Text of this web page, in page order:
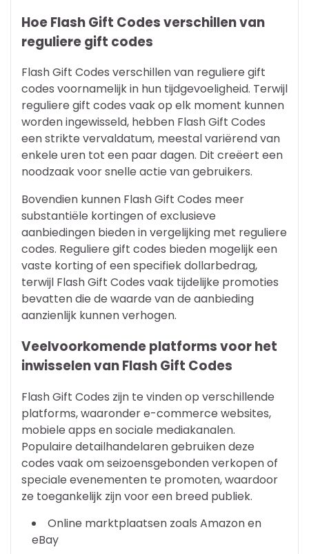
Hoe Flash Gift Codes verschillen van
reguliere gift codes
Flash Gift Codes verschillen van reguliere gift
codes voornamelijk in hun tijdgevoeligheid. Terwijl
reguliere gift codes vaak op elk moment kunnen
worden ingewisseld, hebben Flash Gift Codes
een strikte vervaldatum, meestal variërend van
enkele uren tot een paar dagen. Dit creëert een
noodzaak voor snelle actie van gebruikers.
Bovendien kunnen Flash Gift Codes meer
substantiële kortingen of exclusieve
aanbiedingen bieden in vergelijking met reguliere
codes. Reguliere gift codes bieden mogelijk een
vaste korting of een specifiek dollarbedrag,
terwijl Flash Gift Codes vaak tijdelijke promoties
bevatten die de waarde van de aanbieding
aanzienlijk kunnen verhogen.
Veelvoorkomende platforms voor het
inwisselen van Flash Gift Codes
Flash Gift Codes zijn te vinden op verschillende
platforms, waaronder e-commerce websites,
mobiele apps en sociale mediakanalen.
Populaire detailhandelaren gebruiken deze
codes vaak om seizoensgebonden verkopen of
speciale evenementen te promoten, waardoor
ze toegankelijk zijn voor een breed publiek.
Online marktplaatsen zoals Amazon en
eBay